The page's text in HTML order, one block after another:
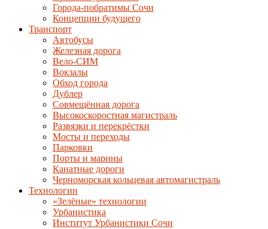
Города-побратимы Сочи
Концепции будущего
Транспорт
Автобусы
Железная дорога
Вело-СИМ
Вокзалы
Обход города
Дублер
Совмещённая дорога
Высокоскоростная магистраль
Развязки и перекрёстки
Мосты и переходы
Парковки
Порты и марины
Канатные дороги
Черноморская кольцевая автомагистраль
Технологии
«Зелёные» технологии
Урбанистика
Институт Урбанистики Сочи